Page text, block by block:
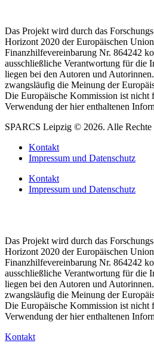
Das Projekt wird durch das
Horizont 2020 der Europäischen
Finanzhilfevereinbarung Nr. 864242
ausschließliche Verantwortung für die
liegen bei den Autoren und
zwangsläufig die Meinung der
Die Europäische Kommission ist nicht
Verwendung der hier enthaltenen
SPARCS Leipzig © 2026. Alle Rechte
Kontakt
Impressum und Datenschutz
Kontakt
Impressum und Datenschutz
Das Projekt wird durch das
Horizont 2020 der Europäischen
Finanzhilfevereinbarung Nr. 864242
ausschließliche Verantwortung für die
liegen bei den Autoren und
zwangsläufig die Meinung der
Die Europäische Kommission ist nicht
Verwendung der hier enthaltenen
Kontakt